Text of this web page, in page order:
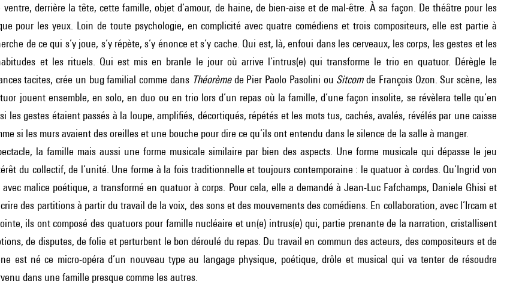
ventre, derrière la tête, cette famille, objet d’amour, de haine, de bien-aise et de mal-être. À sa façon. De théâtre pour les
pour les yeux. Loin de toute psychologie, en complicité avec quatre comédiens et trois compositeurs, elle est partie à
de ce qui s’y joue, s’y répète, s’y énonce et s’y cache. Qui est, là, enfoui dans les cerveaux, les corps, les gestes et les
et les rituels. Qui est mis en branle le jour où arrive l’intrus(e) qui transforme le trio en quatuor. Dérègle le
tacites, crée un bug familial comme dans Théorèmede Pier Paolo Pasolini ou Sitcomde François Ozon. Sur scène, les
jouent ensemble, en solo, en duo ou en trio lors d’un repas où la famille, d’une façon insolite, se révèlera telle qu’en
les gestes étaient passés à la loupe, amplifiés, décortiqués, répétés et les mots tus, cachés, avalés, révélés par une caisse
si les murs avaient des oreilles et une bouche pour dire ce qu’ils ont entendu dans le silence de la salle à manger.
la famille mais aussi une forme musicale similaire par bien des aspects. Une forme musicale qui dépasse le jeu
du collectif, de l’unité. Une forme à la fois traditionnelle et toujours contemporaine : le quatuor à cordes. Qu’Ingrid von
malice poétique, a transformé en quatuor à corps. Pour cela, elle a demandé à Jean-Luc Fafchamps, Daniele Ghisi et
des partitions à partir du travail de la voix, des sons et des mouvements des comédiens. En collaboration, avec l’Ircam et
ils ont composé des quatuors pour famille nucléaire et un(e) intrus(e) qui, partie prenante de la narration, cristallisent
de disputes, de folie et perturbent le bon déroulé du repas. Du travail en commun des acteurs, des compositeurs et de
est né ce micro-opéra d’un nouveau type au langage physique, poétique, drôle et musical qui va tenter de résoudre
dans une famille presque comme les autres.